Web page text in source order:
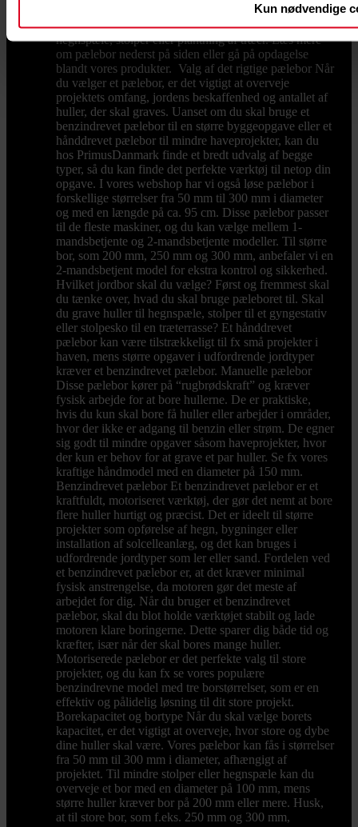
Kun nødvendige
værktøj til dig. Det rette pælebor giver dig præcision
og effektivitet, når du skal grave huller til eksempelvis
hegnspæle, stolper eller plantning af træer. Læs mere
om pælebor nederst på siden eller gå på opdagelse
blandt vores produkter. Valg af det rigtige pælebor Når
du vælger et pælebor, er det vigtigt at overveje
projektets omfang, jordens beskaffenhed og antallet af
huller, der skal graves. Uanset om du skal bruge et
benzindrevet pælebor til en større byggeopgave eller et
hånddrevet pælebor til mindre haveprojekter, kan du
hos PrimusDanmark finde et bredt udvalg af begge
typer, så du kan finde det perfekte værktøj til netop din
opgave. I vores webshop har vi også løse pælebor i
forskellige størrelser fra 50 mm til 300 mm i diameter
og med en længde på ca. 95 cm. Disse pælebor passer
til de fleste maskiner, og du kan vælge mellem 1-
mandsbetjente og 2-mandsbetjente modeller. Til større
bor, som 200 mm, 250 mm og 300 mm, anbefaler vi en
2-mandsbetjent model for ekstra kontrol og sikkerhed.
Hvilket jordbor skal du vælge? Først og fremmest skal
du tænke over, hvad du skal bruge pæleboret til. Skal
du grave huller til hegnspæle, stolper til et gyngestativ
eller stolpesko til en træterrasse? Et hånddrevet
pælebor kan være tilstrækkeligt til fx små projekter i
haven, mens større opgaver i udfordrende jordtyper
kræver et benzindrevet pælebor. Manuelle pælebor
Disse pælebor kører på “rugbrødskraft” og kræver
fysisk arbejde for at bore hullerne. De er praktiske,
hvis du kun skal bore få huller eller arbejder i områder,
hvor der ikke er adgang til benzin eller strøm. De egner
sig godt til mindre opgaver såsom haveprojekter, hvor
der kun er behov for at grave et par huller. Se fx vores
kraftige håndmodel med en diameter på 150 mm.
Benzindrevet pælebor Et benzindrevet pælebor er et
kraftfuldt, motoriseret værktøj, der gør det nemt at bore
flere huller hurtigt og præcist. Det er ideelt til større
projekter som opførelse af hegn, bygninger eller
installation af solcelleanlæg, og det kan bruges i
udfordrende jordtyper som ler eller sand. Fordelen ved
et benzindrevet pælebor er, at det kræver minimal
fysisk anstrengelse, da motoren gør det meste af
arbejdet for dig. Når du bruger et benzindrevet
pælebor, skal du blot holde værktøjet stabilt og lade
motoren klare boringerne. Dette sparer dig både tid og
kræfter, især når der skal bores mange huller.
Motoriserede pælebor er det perfekte valg til store
projekter, og du kan fx se vores populære
benzindrevne model med tre borstørrelser, som er en
effektiv og pålidelig løsning til dit store projekt.
Borekapacitet og bortype Når du skal vælge borets
kapacitet, er det vigtigt at overveje, hvor store og dybe
dine huller skal være. Vores pælebor kan fås i størrelser
fra 50 mm til 300 mm i diameter, afhængigt af
projektet. Til mindre stolper eller hegnspæle kan du
overveje et bor med en diameter på 100 mm, mens
større huller kræver bor på 200 mm eller mere. Husk,
at til store bor, som f.eks. 250 mm og 300 mm,